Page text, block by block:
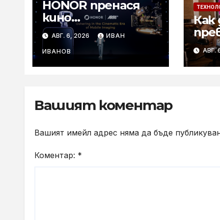
HONOR пренася
кино
технологиите на
ARRI в мобилното
творчество на
събитието
АВГ. 6, 2026 ИВАН
ИВАНОВ
Как
с
АВГ.
Вашият коментар
Вашият имейл адрес няма да бъде
Коментар: *